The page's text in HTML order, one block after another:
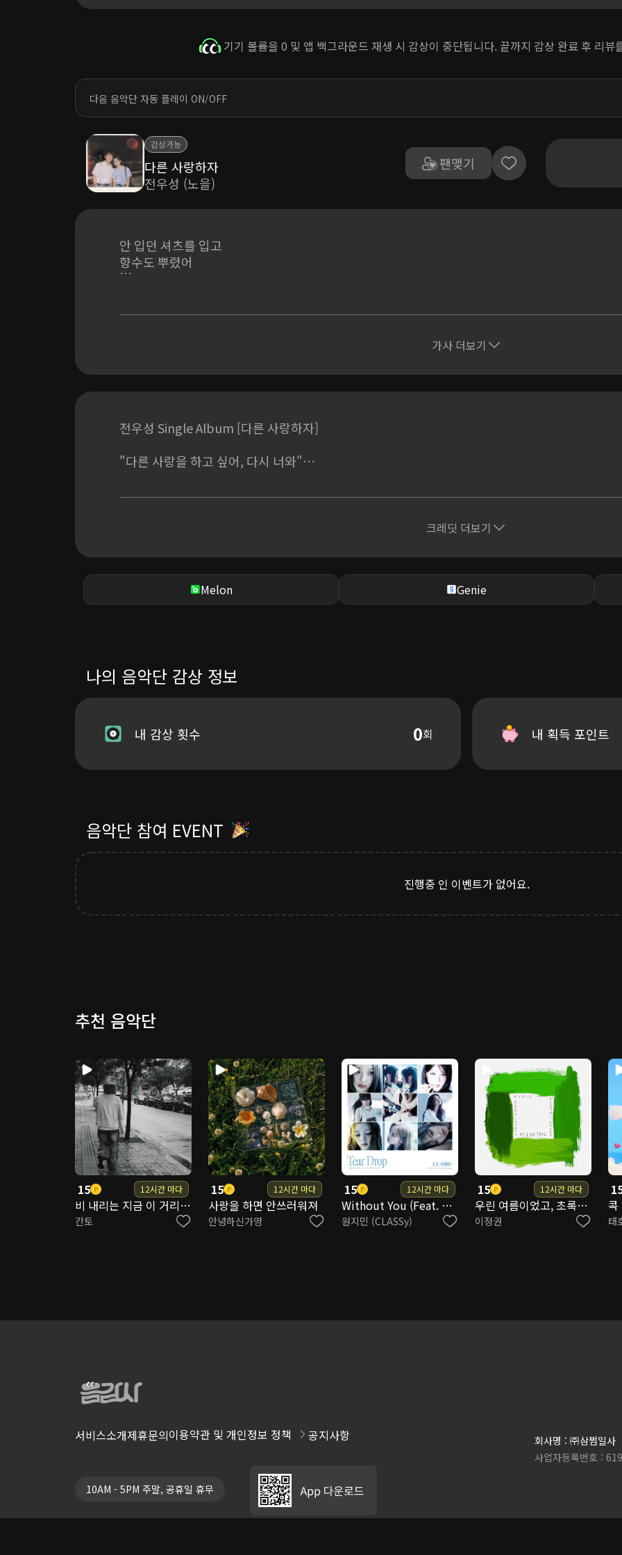
기기 볼륨을 0 및 앱 백그라운드 재생 시 감상이 중단됩니다. 끝까지 감상 완료 후 리뷰
다음 음악단 자동 플레이 ON/OFF
감상가능
다른 사랑하자
전우성 (노을)
팬맺기
안 입던 셔츠를 입고
향수도 뿌렸어
네가 가르쳐 준 다정함 때문에
이번엔 잘해보려 해
그때 너에게 못해준 만큼
그날의 이별 속엔
철없던 내가 있어
잘 지내냔 말에 보고 싶었다고
좋은 사람이야 새로운 사람
이번엔 잘해보려 해
나 그래도 될까 허락조차도 참 이상하지만
다른 사랑 시작하려 해
너를 기다리다 배웠어
나 그래도 될까 허락해 주라
다시 사랑하자 우리
다른 사랑 하자
가사 더보기
전우성 Single Album [다른 사랑하자]
"다른 사랑을 하고 싶어, 다시 너와"
후회 끝에 다시 꺼내는 사랑,
[Credit]
Vocal by 전우성 (노을)
Piano 유정현
Bass 유정현
String 유정현
Mixed by 임홍진@JYP Studio
Mastered by 8RECORDZ
Strategy & Planning 김도형
Artwork 이단비
Art Direction & Design 이단비, 김다원, 이은채, 고유리
Accounting Manager 강현민
크레딧 더보기
Melon Genie
나의 음악단 감상 정보
내 감상 횟수 0회 내 획득 포인트
음악단 참여 EVENT
진행중 인 이벤트가 없어요.
추천 음악단
15 12시간 마다
비 내리는 지금 이 거리에 (feat. 한해)
칸토
15 12시간 마다
사랑을 하면 안쓰러워져
안녕하신가영
15 12시간 마다
Without You (Feat. 트웰브(TWLV)) (WON JIMIN SOLO)
원지민 (CLASSy)
15 12시간 마다
우린 여름이었고, 초록이었어
이정권
콕
태
서비스소개제휴문의이용약관 및 개인정보 정책 공지사항
10AM - 5PM 주말, 공휴일 휴무
회사명 : ㈜삼쩜일사
사업자등록번호 :